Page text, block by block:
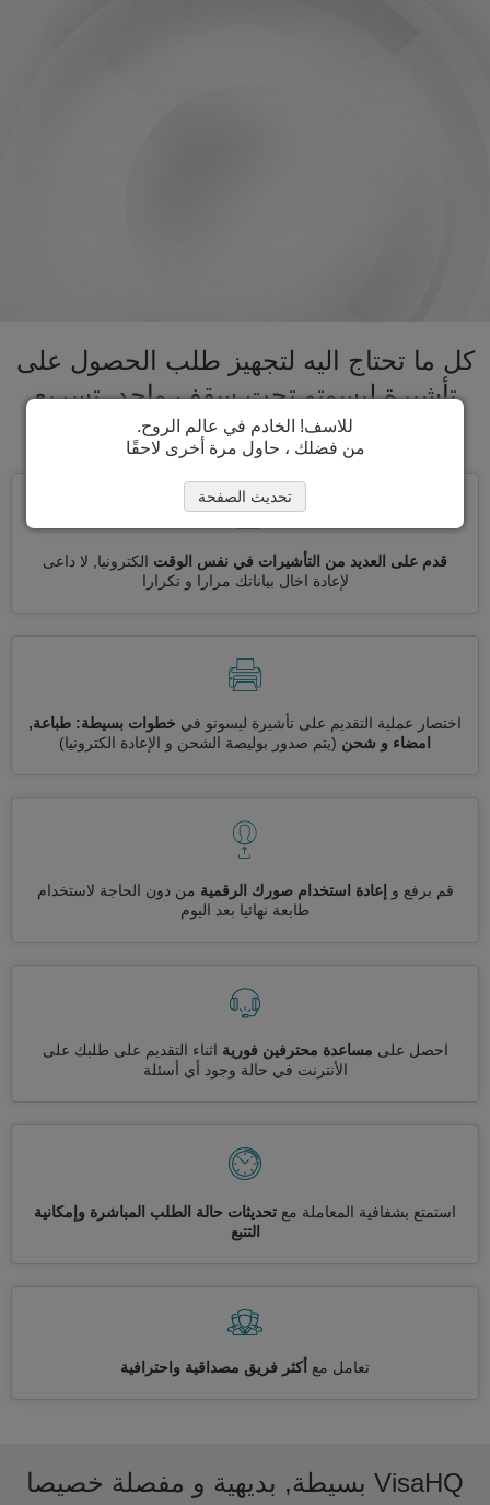
كل ما تحتاج اليه لتجهيز طلب الحصول على
تأشيرة ليسوتو تحت سقف واحد. تسريع
عملية الحصول على تأشيرة ليسوتو
قدم على العديد من التأشيرات في نفس الوقت الكترونيا, لا داعى
لإعادة اخال بياناتك مرارا و تكرارا
اختصار عملية التقديم على تأشيرة ليسوتو في خطوات بسيطة: طباعة,
امضاء و شحن (يتم صدور بوليصة الشحن و الإعادة الكترونيا)
قم برفع و إعادة استخدام صورك الرقمية من دون الحاجة لاستخدام
طابعة نهائيا بعد اليوم
احصل على مساعدة محترفين فورية اثناء التقديم على طلبك على
الأنترنت في حالة وجود أي أسئلة
استمتع بشفافية المعاملة مع تحديثات حالة الطلب المباشرة وإمكانية
التتبع
تعامل مع أكثر فريق مصداقية واحترافية
VisaHQ بسيطة, بديهية و مفصلة خصيصا
للاسف! الخادم في عالم الروح.
من فضلك ، حاول مرة أخرى لاحقًا
تحديث الصفحة